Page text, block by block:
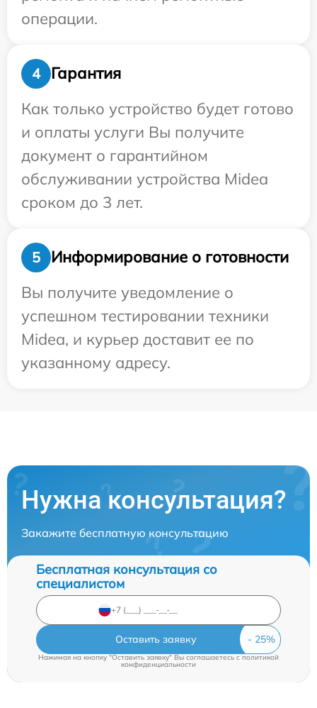
операции.
4
Гарантия
Как только устройство будет готово
и оплаты услуги Вы получите
документ о гарантийном
обслуживании устройства Midea
сроком до 3 лет.
5
Информирование о готовности
Вы получите уведомление о
успешном тестировании техники
Midea, и курьер доставит ее по
указанному адресу.
Нужна консультация?
Закажите бесплатную консультацию
Бесплатная консультация со
специалистом
Оставить заявку
Нажимая на кнопку "Оставить заявку" Вы соглашаетесь cполитикой
конфиденциальности